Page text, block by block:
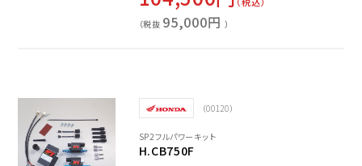
（税抜 95,000円 ）
（00120）
SP2フルパワーキット
H.CB750F